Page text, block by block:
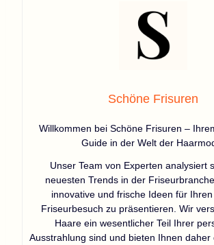
Schöne Frisuren
Willkommen bei Schöne Frisuren –
Guide in der Welt der
Unser Team von Experten analysiert
neuesten Trends in der
innovative und frische Ideen für
Friseurbesuch zu präsentieren. Wir
Haare ein wesentlicher Teil Ihrer
Ausstrahlung sind und bieten Ihnen daher